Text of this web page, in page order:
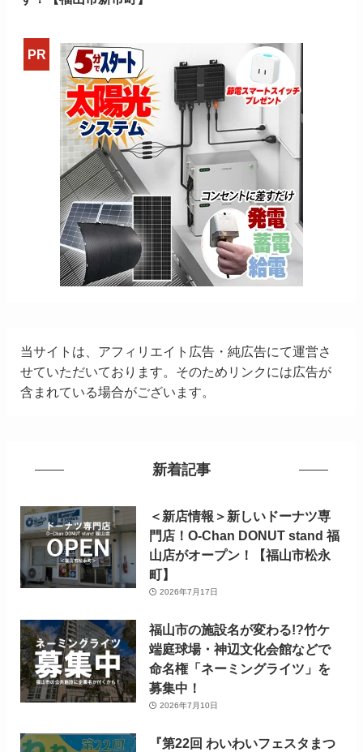
当サイトは、アフィリエイト広告・純広告にて運営さ
せていただいております。そのためリンクには広告が
含まれている場合がございます。
新着記事
＜新店情報＞新しいドーナツ専
門店！O-Chan DONUT stand 福
山店がオープン！【福山市松永
町】
2026年7月17日
福山市の施設名が変わる!?竹ケ
端庭球場・神辺文化会館などで
命名権「ネーミングライツ」を
募集中！
2026年7月10日
『第22回 わいわいフェスタまつ